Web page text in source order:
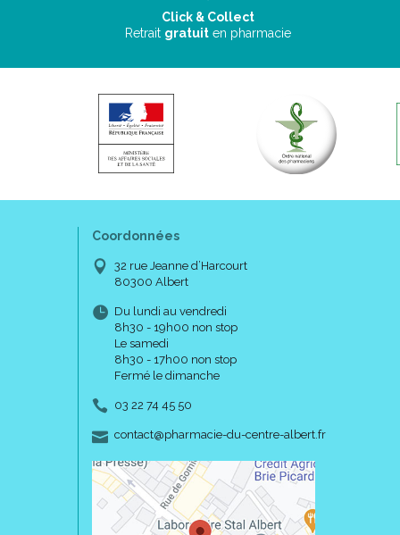
Click & Collect
Retrait gratuit en pharmacie
Coordonnées
32 rue Jeanne d’Harcourt
80300 Albert
Du lundi au vendredi
8h30 - 19h00 non stop
Le samedi
8h30 - 17h00 non stop
Fermé le dimanche
03 22 74 45 50
contact-
@-
pharmacie-du-centre-albert.fr